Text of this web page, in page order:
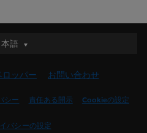
本語
本語
(UK)
(Canada)
ロッパー お問い合わせ
シー 責任ある開示 Cookieの設定
バシーの設定